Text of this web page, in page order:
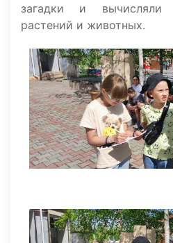
загадки и вычисляли
растений и животных.